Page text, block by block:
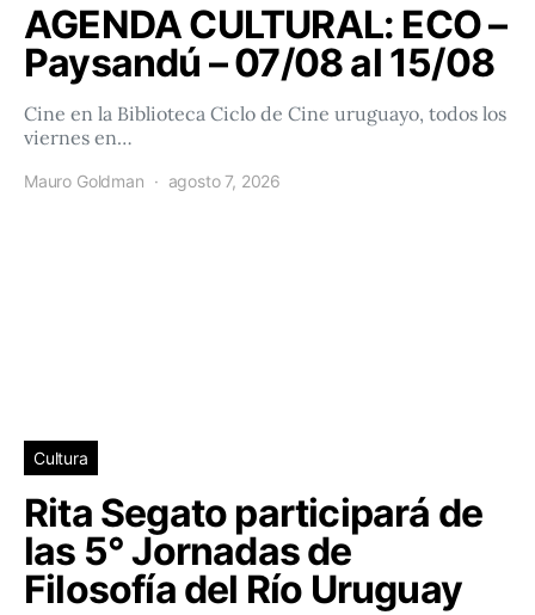
AGENDA CULTURAL: ECO –
Paysandú – 07/08 al 15/08
Cine en la Biblioteca Ciclo de Cine uruguayo, todos los
viernes en…
Mauro Goldman agosto 7, 2026
Cultura
Rita Segato participará de
las 5° Jornadas de
Filosofía del Río Uruguay